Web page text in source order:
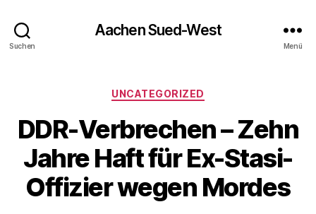
Suchen
Aachen Sued-West
Menü
Kategorien
UNCATEGORIZED
DDR-Verbrechen – Zehn
Jahre Haft für Ex-Stasi-
Offizier wegen Mordes